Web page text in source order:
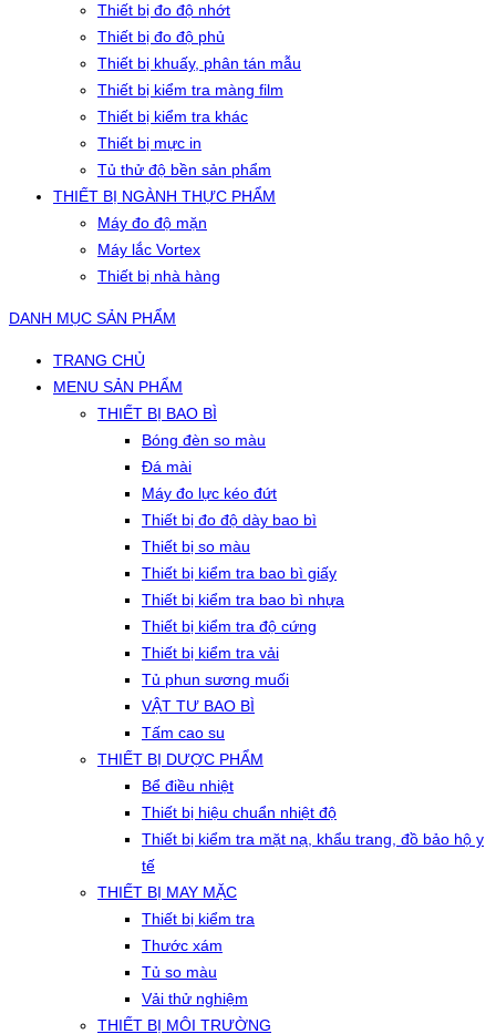
Thiết bị đo độ nhớt
Thiết bị đo độ phủ
Thiết bị khuấy, phân tán mẫu
Thiết bị kiểm tra màng film
Thiết bị kiểm tra khác
Thiết bị mực in
Tủ thử độ bền sản phẩm
THIẾT BỊ NGÀNH THỰC PHẨM
Máy đo độ mặn
Máy lắc Vortex
Thiết bị nhà hàng
DANH MỤC SẢN PHẨM
TRANG CHỦ
MENU SẢN PHẨM
THIẾT BỊ BAO BÌ
Bóng đèn so màu
Đá mài
Máy đo lực kéo đứt
Thiết bị đo độ dày bao bì
Thiết bị so màu
Thiết bị kiểm tra bao bì giấy
Thiết bị kiểm tra bao bì nhựa
Thiết bị kiểm tra độ cứng
Thiết bị kiểm tra vải
Tủ phun sương muối
VẬT TƯ BAO BÌ
Tấm cao su
THIẾT BỊ DƯỢC PHẨM
Bể điều nhiệt
Thiết bị hiệu chuẩn nhiệt độ
Thiết bị kiểm tra mặt nạ, khẩu trang, đồ bảo hộ y
tế
THIẾT BỊ MAY MẶC
Thiết bị kiểm tra
Thước xám
Tủ so màu
Vải thử nghiệm
THIẾT BỊ MÔI TRƯỜNG